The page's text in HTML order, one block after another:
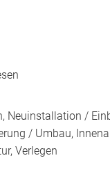
Neuinstallation /
/ Umbau,
Verlegen